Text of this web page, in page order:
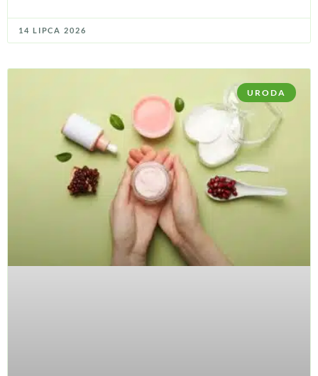
14 LIPCA 2026
URODA